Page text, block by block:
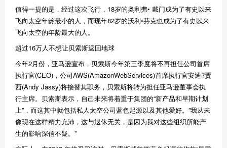
值得一提的是，经过这次飞行，18岁的奥利弗• 戴门成为了有史以来
飞向太空年龄最小的人，而现年82岁的沃利•芬克也成为了有史以来
飞向太空的年龄最大的人。
超过16万人不想让贝索斯返回地球
今年2月份，亚马逊宣布，贝索斯今年第三季度将不再担任公司首席
执行官(CEO)，公司AWS(AmazonWebServices)首席执行官安迪?贾
西(Andy Jassy)将接替其职务，贝索斯将转为担任亚马逊董事会执
行主席。贝索斯表示，自己未来将着重于集团的“新产品和早期计划
上”，而这其中就包括私人太空公司蓝色起源以及其他爱好。”我从未
像现在这样精力充沛，这与退休无关，是因为我对这些组织所能产
生的影响深信不疑。”